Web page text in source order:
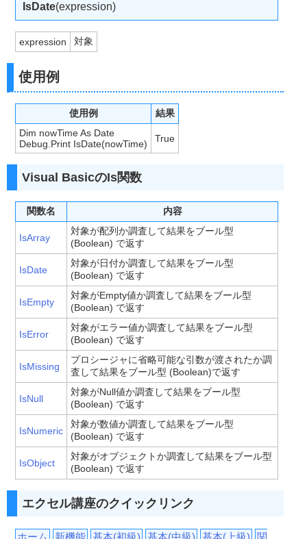
IsDate(expression)
expression 対象
使用例
使用例
結果
Dim nowTime As Date
Debug.Print IsDate(nowTime)
True
Visual BasicのIs関数
関数名 内容
IsArray
対象が配列か調査して結果をブール型
(Boolean) で返す
IsDate
対象が日付か調査して結果をブール型
(Boolean) で返す
IsEmpty
対象がEmpty値か調査して結果をブール型
(Boolean) で返す
IsError
対象がエラー値か調査して結果をブール型
(Boolean) で返す
IsMissing
プロシージャに省略可能な引数が渡されたか調
査して結果をブール型 (Boolean)で返す
IsNull
対象がNull値か調査して結果をブール型
(Boolean) で返す
IsNumeric
対象が数値か調査して結果をブール型
(Boolean) で返す
IsObject
対象がオブジェクトか調査して結果をブール型
(Boolean) で返す
エクセル講座のクイックリンク